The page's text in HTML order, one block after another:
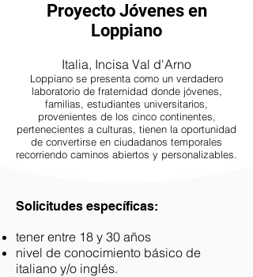
Proyecto Jóvenes en
Loppiano
Italia, Incisa Val d'Arno
Loppiano se presenta como un verdadero
laboratorio de fraternidad donde jóvenes,
familias, estudiantes universitarios,
provenientes de los cinco continentes,
pertenecientes a culturas, tienen la oportunidad
de convertirse en ciudadanos temporales
recorriendo caminos abiertos y personalizables.
Solicitudes específicas:
tener entre 18 y 30 años
nivel de conocimiento básico de
italiano y/o inglés.